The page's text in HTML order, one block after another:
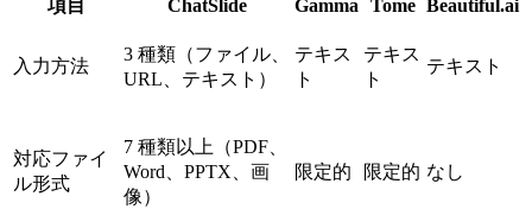
項目 ChatSlide Gamma Tome Beautiful.ai
入力方法
3 種類（ファイル、
URL、テキスト）
テキス
ト
テキス
ト
テキスト
対応ファイ
ル形式
7 種類以上（PDF、
Word、PPTX、画
像）
限定的 限定的 なし